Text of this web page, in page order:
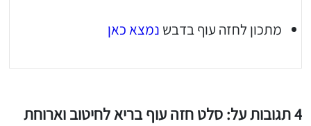
מתכון לחזה עוף בדבש נמצא כאן
4 תגובות על: סלט חזה עוף בריא לחיטוב וארוחת